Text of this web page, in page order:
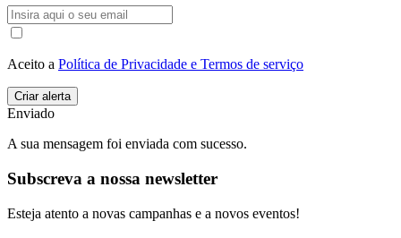
Aceito a Política de Privacidade e Termos de serviço
Enviado
A sua mensagem foi enviada com sucesso.
Subscreva a nossa newsletter
Esteja atento a novas campanhas e a novos eventos!